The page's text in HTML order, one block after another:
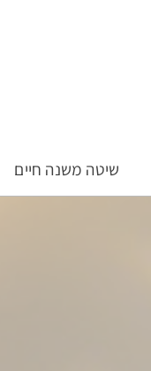
שיטה משנה חיים